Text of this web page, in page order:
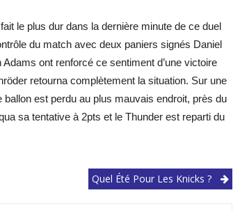
le plus dur dans la dernière minute de ce duel
du match avec deux paniers signés Daniel
ont renforcé ce sentiment d’une victoire
retourna complètement la situation. Sur une
est perdu au plus mauvais endroit, près du
sa tentative à 2pts et le Thunder est reparti du
Quel Été Pour Les Knicks ?